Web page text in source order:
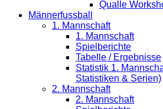
Qualle
Männerfussball
1. Mannschaft
1. Mannschaft
Spielberichte
Tabelle / Ergebnisse
Statistik 1.
Statistiken & Serien)
2. Mannschaft
2. Mannschaft